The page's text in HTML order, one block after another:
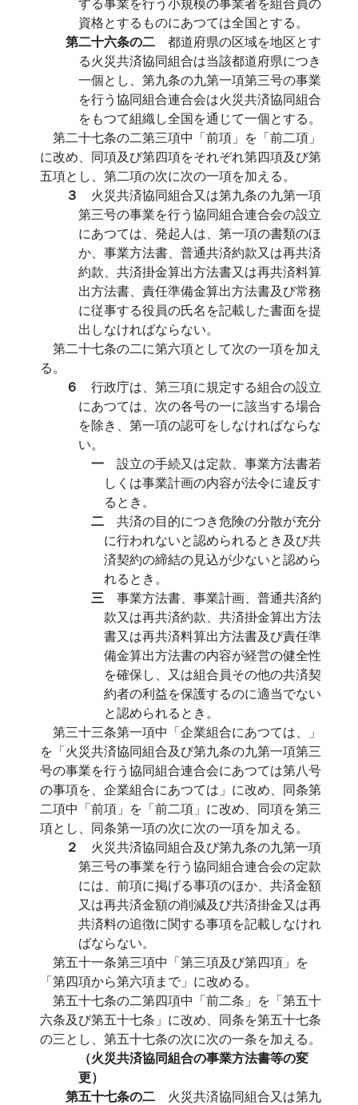
資格とするものにあつては全国とする。
第二十六条の二 都道府県の区域を地区とす
る火災共済協同組合は当該都道府県につき
一個とし、第九条の九第一項第三号の事業
を行う協同組合連合会は火災共済協同組合
をもつて組織し全国を通じて一個とする。
第二十七条の二第三項中「前項」を「前二項」
に改め、同項及び第四項をそれぞれ第四項及び第
五項とし、第二項の次に次の一項を加える。
３ 火災共済協同組合又は第九条の九第一項
第三号の事業を行う協同組合連合会の設立
にあつては、発起人は、第一項の書類のほ
か、事業方法書、普通共済約款又は再共済
約款、共済掛金算出方法書又は再共済料算
出方法書、責任準備金算出方法書及び常務
に従事する役員の氏名を記載した書面を提
出しなければならない。
第二十七条の二に第六項として次の一項を加え
る。
６ 行政庁は、第三項に規定する組合の設立
にあつては、次の各号の一に該当する場合
を除き、第一項の認可をしなければならな
い。
一 設立の手続又は定款、事業方法書若
しくは事業計画の内容が法令に違反す
るとき。
二 共済の目的につき危険の分散が充分
に行われないと認められるとき及び共
済契約の締結の見込が少ないと認めら
れるとき。
三 事業方法書、事業計画、普通共済約
款又は再共済約款、共済掛金算出方法
書又は再共済料算出方法書及び責任準
備金算出方法書の内容が経営の健全性
を確保し、又は組合員その他の共済契
約者の利益を保護するのに適当でない
と認められるとき。
第三十三条第一項中「企業組合にあつては、」
を「火災共済協同組合及び第九条の九第一項第三
号の事業を行う協同組合連合会にあつては第八号
の事項を、企業組合にあつては」に改め、同条第
二項中「前項」を「前二項」に改め、同項を第三
項とし、同条第一項の次に次の一項を加える。
２ 火災共済協同組合及び第九条の九第一項
第三号の事業を行う協同組合連合会の定款
には、前項に掲げる事項のほか、共済金額
又は再共済金額の削減及び共済掛金又は再
共済料の追徴に関する事項を記載しなけれ
ばならない。
第五十一条第三項中「第三項及び第四項」を
「第四項から第六項まで」に改める。
第五十七条の二第四項中「前二条」を「第五十
六条及び第五十七条」に改め、同条を第五十七条
の三とし、第五十七条の次に次の一条を加える。
（火災共済協同組合の事業方法書等の変
更）
第五十七条の二 火災共済協同組合又は第九